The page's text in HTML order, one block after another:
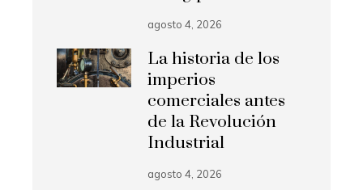
agosto 4, 2026
La historia de los
imperios
comerciales antes
de la Revolución
Industrial
agosto 4, 2026